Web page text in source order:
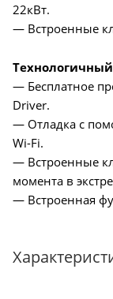
22кВт.
— Встроенные
— Бесплатное
Driver.
— Отладка с
Wi-Fi.
— Встроенные
момента в
— Встроенная